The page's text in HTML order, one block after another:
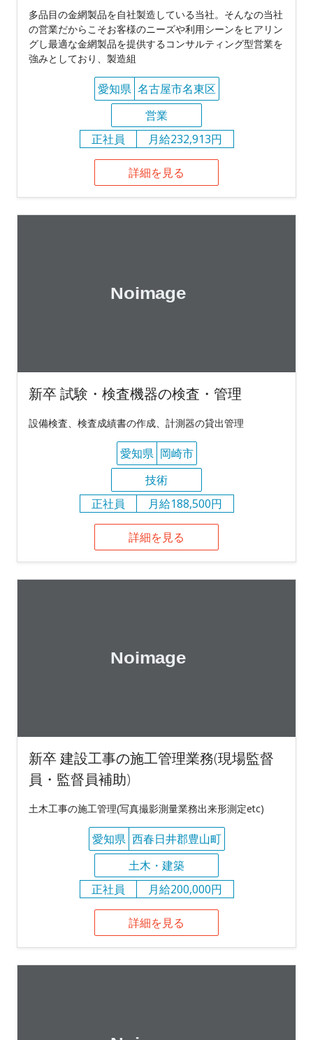
多品目の金網製品を自社製造している当社。そんなの当社
の営業だからこそお客様のニーズや利用シーンをヒアリン
グし最適な金網製品を提供するコンサルティング型営業を
強みとしており、製造組
愛知県 名古屋市名東区
営業
正社員
月給232,913円
詳細を見る
新卒 試験・検査機器の検査・管理
設備検査、検査成績書の作成、計測器の貸出管理
愛知県 岡崎市
技術
正社員
月給188,500円
詳細を見る
新卒 建設工事の施工管理業務(現場監督
員・監督員補助)
土木工事の施工管理(写真撮影測量業務出来形測定etc)
愛知県 西春日井郡豊山町
土木・建築
正社員
月給200,000円
詳細を見る